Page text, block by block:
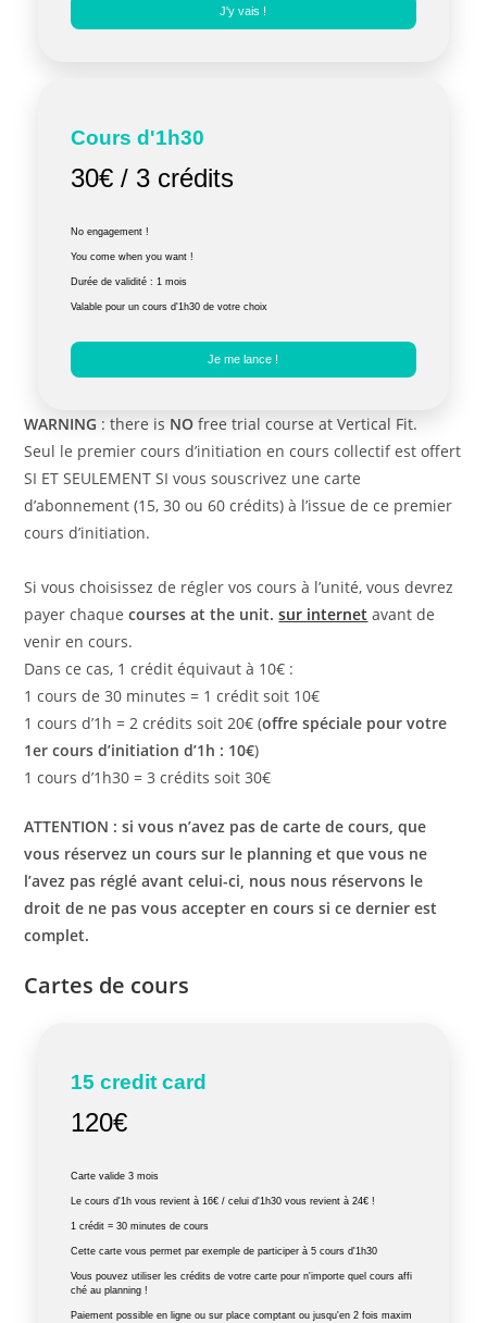
J'y vais !
Cours d'1h30
30€ / 3 crédits
No engagement !
You come when you want !
Durée de validité : 1 mois
Valable pour un cours d'1h30 de votre choix
Je me lance !
WARNING : there is NOfree trial course at Vertical Fit.
Seul le premier cours d’initiation en cours collectif est offert
SI ET SEULEMENT SI vous souscrivez une carte
d’abonnement (15, 30 ou 60 crédits) à l’issue de ce premier
cours d’initiation.
Si vous choisissez de régler vos cours à l’unité, vous devrez
payer chaquecourses at the unit.sur internet avant de
venir en cours.
Dans ce cas, 1 crédit équivaut à 10€ :
1 cours de 30 minutes = 1 crédit soit 10€
1 cours d’1h = 2 crédits soit 20€ (offre spéciale pour votre
1er cours d’initiation d’1h : 10€)
1 cours d’1h30 = 3 crédits soit 30€
ATTENTION : si vous n’avez pas de carte de cours, que
vous réservez un cours sur le planning et que vous ne
l’avez pas réglé avant celui-ci, nous nous réservons le
droit de ne pas vous accepter en cours si ce dernier est
complet.
Cartes de cours
15 credit card
120€
Carte valide 3 mois
Le cours d'1h vous revient à 16€ / celui d'1h30 vous revient à 24€ !
1 crédit = 30 minutes de cours
Cette carte vous permet par exemple de participer à 5 cours d'1h30
Vous pouvez utiliser les crédits de votre carte pour n'importe quel cours affi
ché au planning !
Paiement possible en ligne ou sur place comptant ou jusqu'en 2 fois maxim